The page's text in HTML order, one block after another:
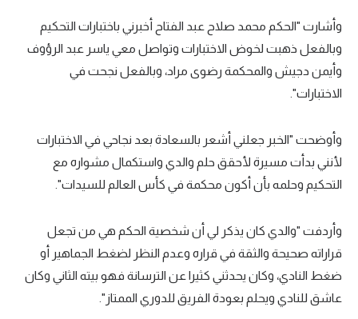
وأشارت "الحكم محمد صلاح عبد الفتاح أخبرني باختبارات التحكيم
وبالفعل ذهبت لخوض الاختبارات وتواصل معي ياسر عبد الرؤوف
وأيمن دجيش والمحكمة رضوى مراد، وبالفعل نجحت في
الاختبارات".
وأوضحت "الخبر جعلني أشعر بالسعادة بعد نجاحي في الاختبارات
لأنني بدأت مسيرة لأحقق حلم والدي واستكمال مشواره مع
التحكيم وحلمه بأن أكون محكمة في كأس العالم للسيدات".
وأردفت "والدي كان يذكر لي أن شخصية الحكم هي من تجعل
قراراته صحيحة والثقة في قراره وعدم النظر لضغط الجماهير أو
ضغط النادي، وكان يحدثني كثيرا عن الترسانة فهو بيته الثاني وكان
عاشق للنادي ويحلم بعودة الفريق للدوري الممتاز".